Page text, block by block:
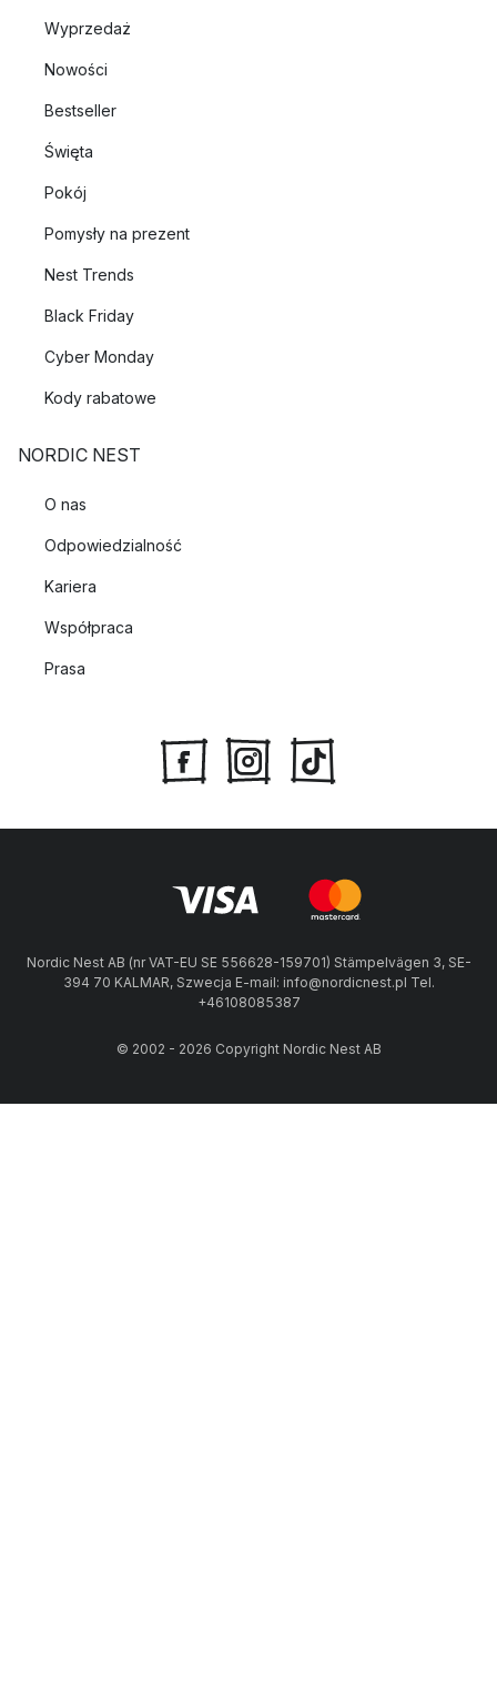
Wyprzedaż
Nowości
Bestseller
Święta
Pokój
Pomysły na prezent
Nest Trends
Black Friday
Cyber Monday
Kody rabatowe
NORDIC NEST
O nas
Odpowiedzialność
Kariera
Współpraca
Prasa
Nordic Nest AB (nr VAT-EU SE 556628-159701) Stämpelvägen 3, SE-
394 70 KALMAR, Szwecja E-mail: info@nordicnest.pl Tel.
+46108085387
© 2002 - 2026 Copyright Nordic Nest AB